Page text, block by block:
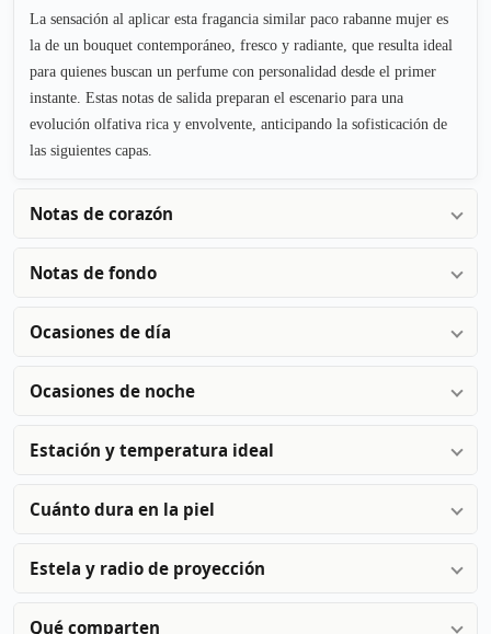
La sensación al aplicar esta fragancia similar paco rabanne mujer es
la de un bouquet contemporáneo, fresco y radiante, que resulta ideal
para quienes buscan un perfume con personalidad desde el primer
instante. Estas notas de salida preparan el escenario para una
evolución olfativa rica y envolvente, anticipando la sofisticación de
las siguientes capas.
Notas de corazón
Notas de fondo
Ocasiones de día
Ocasiones de noche
Estación y temperatura ideal
Cuánto dura en la piel
Estela y radio de proyección
Qué comparten